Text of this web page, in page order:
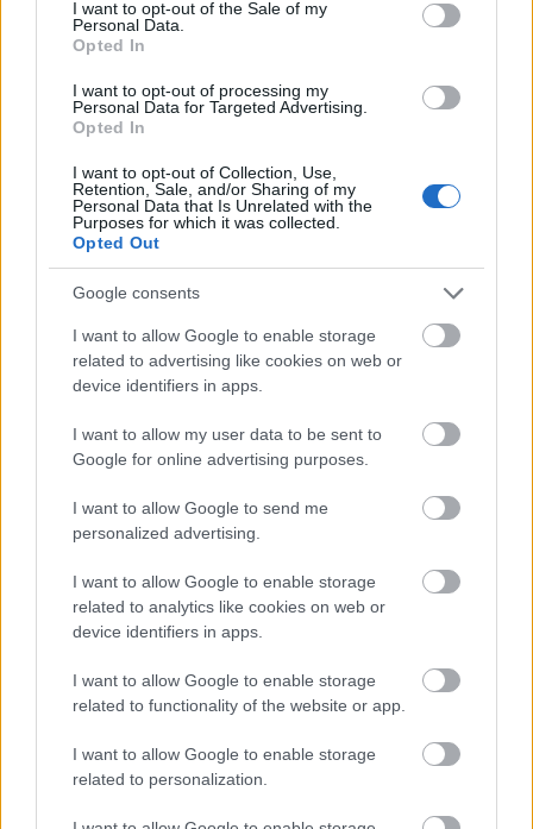
I want to opt-out of the Sale of my
Personal Data.
Opted In
I want to opt-out of processing my
Personal Data for Targeted Advertising.
Opted In
I want to opt-out of Collection, Use,
Retention, Sale, and/or Sharing of my
Personal Data that Is Unrelated with the
Purposes for which it was collected.
Opted Out
Google consents
I want to allow Google to enable storage
related to advertising like cookies on web or
device identifiers in apps.
I want to allow my user data to be sent to
Google for online advertising purposes.
I want to allow Google to send me
personalized advertising.
I want to allow Google to enable storage
related to analytics like cookies on web or
device identifiers in apps.
I want to allow Google to enable storage
related to functionality of the website or app.
I want to allow Google to enable storage
related to personalization.
μεγαλύτερες προκλήσεις. Ο πρόσκοπος είναι
πάντα έτοιμος να αντιμετωπίσει τα όνειρα του
και αυτό μας κάνει πρωτοπόρους.
Πως υποδέχτηκε η τοπική κοινωνία την
πρωτοβουλία;
Η τοπική κοινωνία όπως πάντα βλέπει μόνο ότι
“γυαλίζει” και εμάς μας έβλεπε ως τους
διαφορετικούς τους ρομαντικούς η ακόμα και
ως τους τρελούς με τα κοντά παντελονάκια που
το παράδειγμα σε πολλούς τομείς όλα αυτά τα
χρόνια κάνοντας έργο χωρίς τυμπανοκρουσίες.
Δεν κάναμε κάτι για να αναγνωριστούν οι καλές
μας προθέσεις ή η φιλανθρωπία μας, το κάναμε
ακολουθώντας την συνείδηση μας και θέλοντας
να είμαστε το παράδειγμα προς μίμηση στην
Υπήρχαν παρόμοιες ενέργειες από άλλα
Συστήματα τότε;
Σχεδόν καθόλου, ζήτημα είναι να υπήρχαν ακόμα
πέντε συστήματα σε όλη την Ελλάδα που να
είχαν οργανώσει τράπεζα αίματος. Αυτή όμως
συστήματος – ανοίγει δρόμους, διευρύνει με
πράξη τα όρια των δράσεων και γεμίζει με
Η Αιμοδοσία ήταν διαδεδομένη ως δράση
προσφοράς στους Προσκόπους;
Όχι, ακόμα και σήμερα θεωρούμε ότι μια δράση